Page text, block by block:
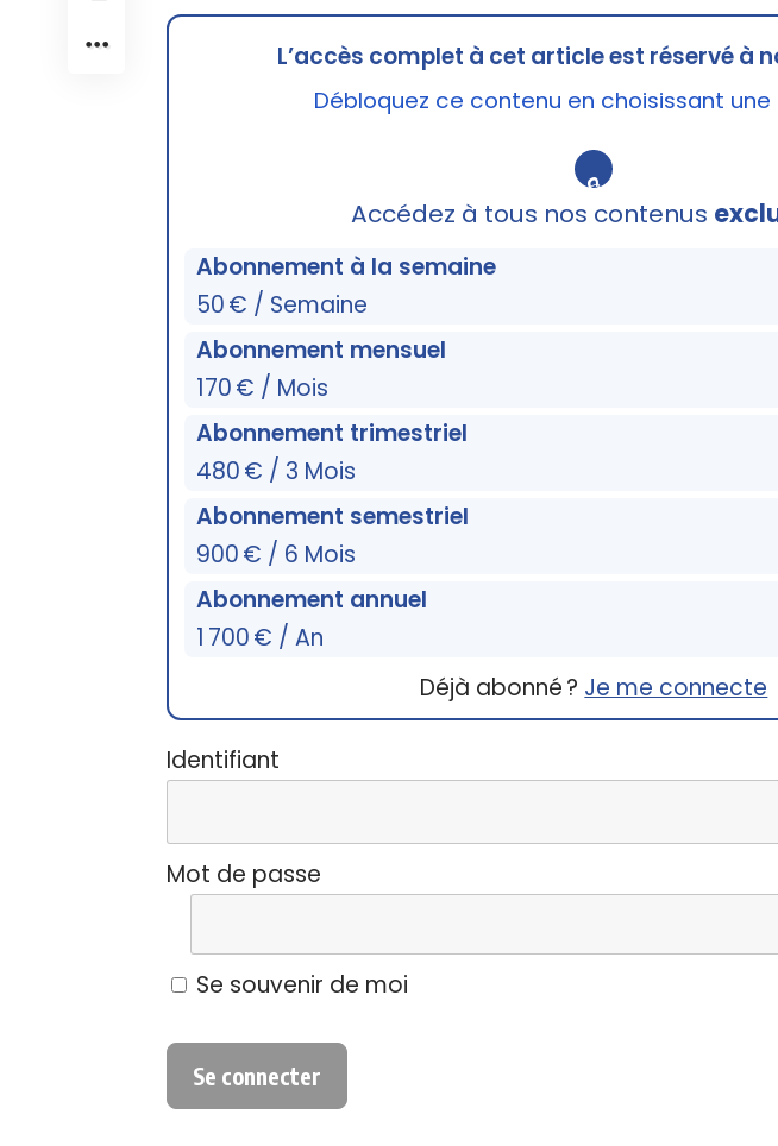
L’accès complet à cet article est réservé à
Débloquez ce contenu en choisissant une
🔒
Accédez à tous nos contenus
Abonnement à la semaine
50 € / Semaine
Abonnement mensuel
170 € / Mois
Abonnement trimestriel
480 € / 3 Mois
Abonnement semestriel
900 € / 6 Mois
Abonnement annuel
1 700 € / An
Déjà abonné ? Je me connecte
Identifiant
Mot de passe
Se souvenir de moi